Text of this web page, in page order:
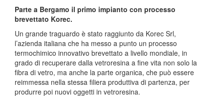
Parte a Bergamo il primo impianto con processo
brevettato Korec.
Un grande traguardo è stato raggiunto da Korec Srl,
l’azienda italiana che ha messo a punto un processo
termochimico innovativo brevettato a livello mondiale, in
grado di recuperare dalla vetroresina a fine vita non solo la
fibra di vetro, ma anche la parte organica, che può essere
reimmessa nella stessa filiera produttiva di partenza, per
produrre poi nuovi oggetti in vetroresina.